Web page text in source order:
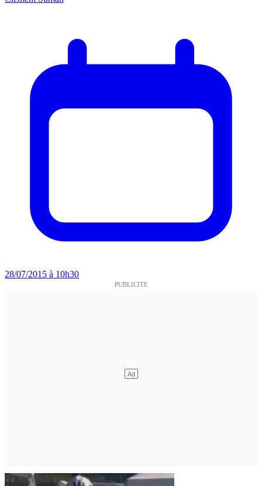
28/07/2015 à 10h30